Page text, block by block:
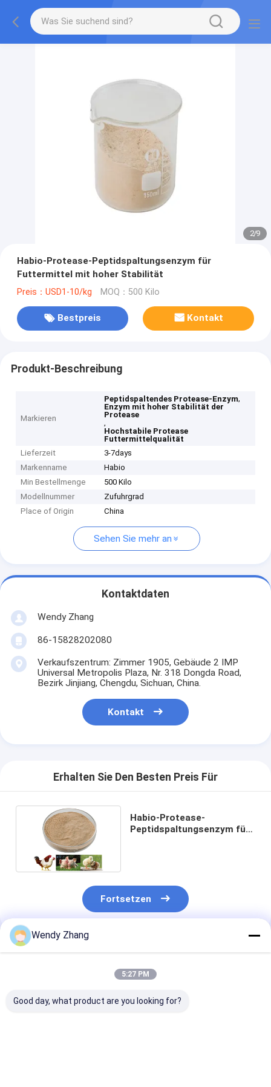
2/9
Habio-Protease-Peptidspaltungsenzym für
Futtermittel mit hoher Stabilität
Preis：USD1-10/kg MOQ：500 Kilo
Bestpreis Kontakt
Produkt-Beschreibung
Markieren
Peptidspaltendes Protease-Enzym,
Enzym mit hoher Stabilität der
Protease
,
Hochstabile Protease
Futtermittelqualität
Lieferzeit
3-7days
Markenname
Habio
Min Bestellmenge
500 Kilo
Modellnummer
Zufuhrgrad
Place of Origin
China
Sehen Sie mehr an
Kontaktdaten
Wendy Zhang
86-15828202080
Verkaufszentrum: Zimmer 1905, Gebäude 2 IMP
Universal Metropolis Plaza, Nr. 318 Dongda Road,
Bezirk Jinjiang, Chengdu, Sichuan, China.
Kontakt
Erhalten Sie Den Besten Preis Für
Habio-Protease-
Peptidspaltungsenzym für
Fortsetzen
Empfohlene Produkte
Wendy Zhang
5:27 PM
Good day, what product are you looking for?